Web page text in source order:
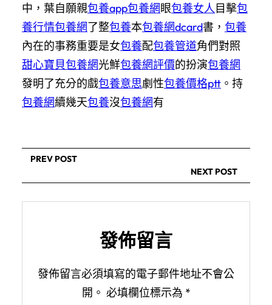
中，葉自願親包養app包養網眼包養女人目擊包
養行情包養網了整包養本包養網dcard書， 包養
內在的事務重要是女包養配包養管道角們對照
甜心寶貝包養網光鮮包養網評價的扮演包養網
發明了充分的戲包養意思劇性包養價格ptt 。持
包養網續幾天包養沒包養網有
PREV POST
NEXT POST
發佈留言
發佈留言必須填寫的電子郵件地址不會公
開。 必填欄位標示為 *